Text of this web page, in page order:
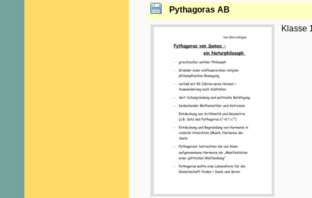
Pythagoras AB
Klasse